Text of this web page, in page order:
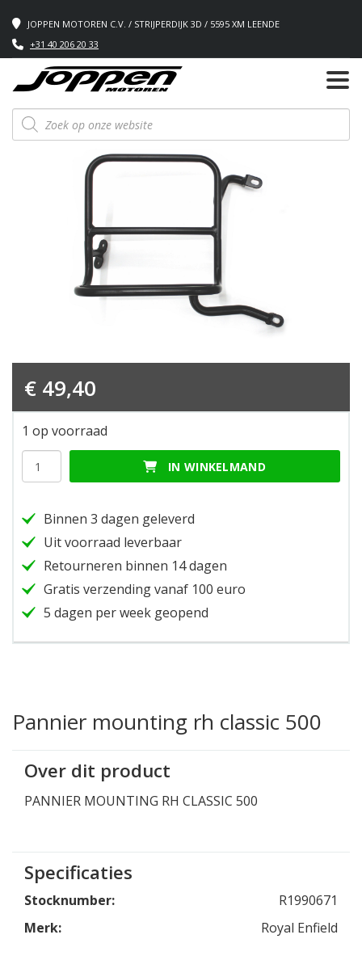
JOPPEN MOTOREN C.V. / STRIJPERDIJK 3D / 5595 XM LEENDE
+31 40 206 20 33
Producten
zoeken
Pannier mounting rh classic 500
Over dit product
PANNIER MOUNTING RH CLASSIC 500
Specificaties
Stocknumber:
R1990671
Merk:
Royal Enfield
€ 49,40
1 op voorraad
Pannier
mounting
500
hoeveelheid
IN WINKELMAND
Binnen 3 dagen geleverd
Uit voorraad leverbaar
Retourneren binnen 14 dagen
Gratis verzending vanaf 100 euro
5 dagen per week geopend